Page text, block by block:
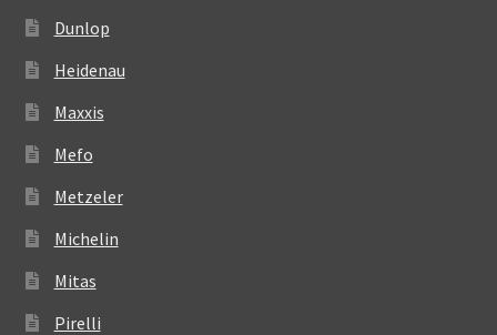
Dunlop
Heidenau
Maxxis
Mefo
Metzeler
Michelin
Mitas
Pirelli